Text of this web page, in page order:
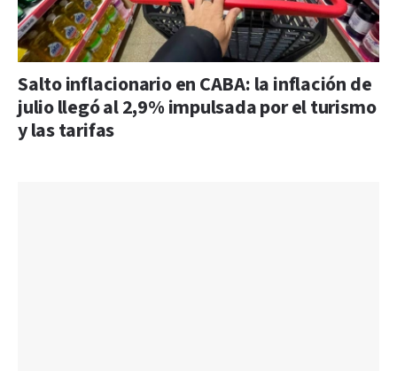
Salto inflacionario en CABA: la inflación de
julio llegó al 2,9% impulsada por el turismo
y las tarifas